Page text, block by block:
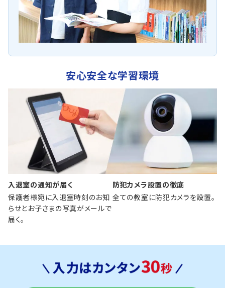
安心安全な学習環境
入退室の通知が届く
保護者様宛に入退室時刻のお知
らせとお子さまの写真がメールで
届く。
防犯カメラ設置の徹底
全ての教室に防犯カメラを設置。